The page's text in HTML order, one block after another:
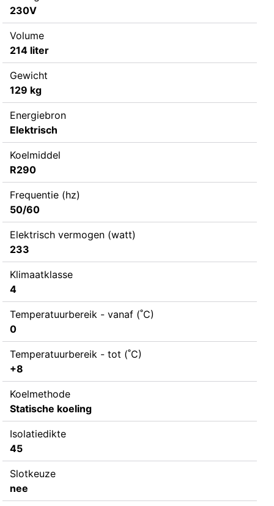
230V
Volume
214 liter
Gewicht
129 kg
Energiebron
Elektrisch
Koelmiddel
R290
Frequentie (hz)
50/60
Elektrisch vermogen (watt)
233
Klimaatklasse
4
Temperatuurbereik - vanaf (˚C)
0
Temperatuurbereik - tot (˚C)
+8
Koelmethode
Statische koeling
Isolatiedikte
45
Slotkeuze
nee